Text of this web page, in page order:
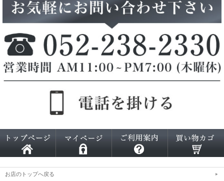
お店のトップへ戻る